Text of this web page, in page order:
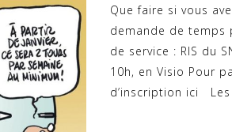
Que faire si vous
demande de temps
de service : RIS du
10h, en Visio Pour
d’inscription ici